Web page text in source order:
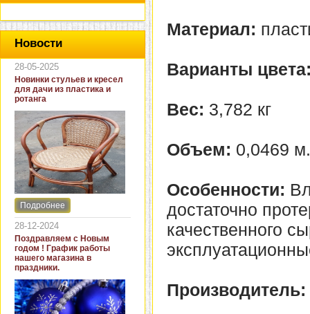
Новости
28-05-2025
Новинки стульев и кресел
для дачи из пластика и
ротанга
Интернет-магазин "Кровать
и диван" представляет
новинки стульев и кресел
для дачи. В ассортименте
представлены как
бюджетные модели из
пластика для дачи, так и
кресла для загородных
домов из натурального и
искусственного ротанга.
Подробнее
28-12-2024
Поздравляем с Новым
годом ! График работы
нашего магазина в
праздники.
Материал:
Варианты
Вес: 3,782 кг
Объем: 0,0469
Особенности:
достаточно
качественного
Производитель: